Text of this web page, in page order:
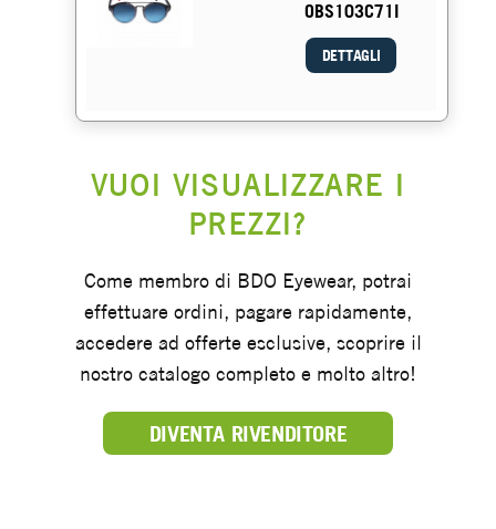
OBS103C71I
DETTAGLI
VUOI VISUALIZZARE I
PREZZI?
Come membro di BDO Eyewear, potrai
effettuare ordini, pagare rapidamente,
accedere ad offerte esclusive, scoprire il
nostro catalogo completo e molto altro!
DIVENTA RIVENDITORE